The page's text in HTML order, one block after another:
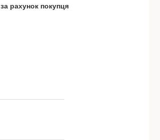
за рахунок покупця